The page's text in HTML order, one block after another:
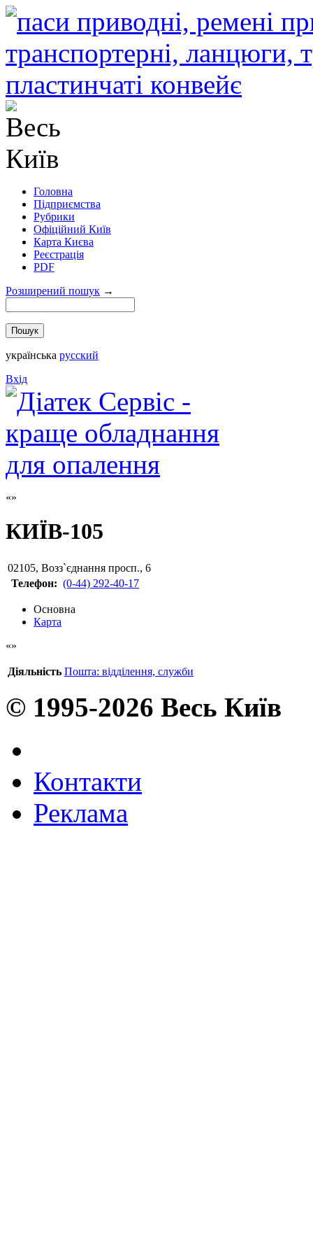
Головна
Підприємства
Рубрики
Офіційний Київ
Карта Києва
Реєстрація
PDF
Розширений пошук →
українська русский
Вхід
КИЇВ-105
02105, Возз`єднання просп., 6
Телефон: (0-44) 292-40-17
Основна
Карта
Діяльність Пошта: відділення, служби
© 1995-2026 Весь Київ
Контакти
Реклама